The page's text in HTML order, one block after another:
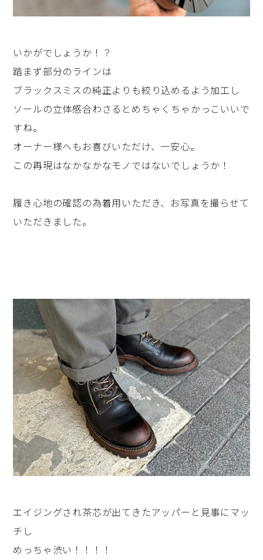
いかがでしょうか！？
踏まず部分のラインは
ブラックスミスの純正よりも絞り込めるよう加工し
ソールの立体感合わさるとめちゃくちゃかっこいいで
すね。
オーナー様へもお喜びいただけ、一安心。
この再現はなかなかなモノではないでしょうか！
履き心地の確認の為着用いただき、お写真を撮らせて
いただきました。
エイジングされ茶芯が出てきたアッパーと見事にマッ
チし
めっちゃ渋い！！！！